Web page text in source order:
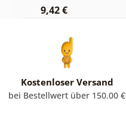
Schwarz-Weiß
9,42 €
Kostenloser Versand
bei Bestellwert über 150.00 €